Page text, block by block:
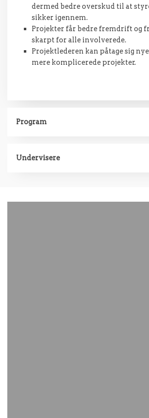
dermed bedre overskud til at
sikker igennem.
Projekter får bedre fremdrift og
skarpt for alle involverede.
Projektlederen kan påtage sig
mere komplicerede projekter.
Program
Undervisere